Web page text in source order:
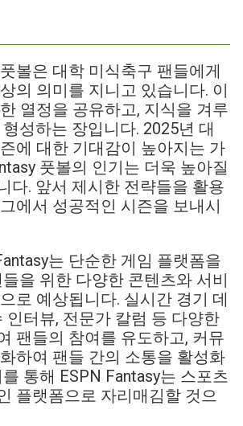
볼은 대학 미식축구 팬들에게
의 의미를 지니고 있습니다. 이
열정을 공유하고, 지식을 겨루
성하는 장입니다. 2025년 대
에 대한 기대감이 높아지는 가
풋볼의 인기는 더욱 높아질
다. 앞서 제시한 전략들을 활용
에서 성공적인 시즌을 보내시
는 단순한 게임 플랫폼을
을 위한 다양한 콘텐츠와 서비
로 예상됩니다. 실시간 경기 데
인터뷰, 전문가 칼럼 등 다양한
팬들의 참여를 유도하고, 커뮤
하여 팬들 간의 소통을 활성화
통해 ESPN Fantasy는 스포츠
플랫폼으로 자리매김할 것으